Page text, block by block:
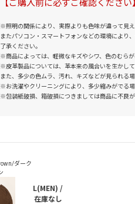
【ご購入前に必ずご確認ください】
※照明の関係により、実際よりも色味が違って見え
またパソコン・スマートフォンなどの環境により
了承ください。
※商品によっては、軽微なキズやシワ、色のむら
※皮革製品については、革本来の風合いを生かし
また、多少の色ムラ、汚れ、キズなどが見られる場
※お洗濯やクリーニングにより、多少縮みがでる場
※包装紙破損、箱破損につきましては商品に不良
L(MEN) /
在庫なし